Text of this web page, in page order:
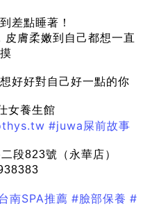
差點睡著！
膚柔嫩到自己都想一直
摸
好好對自己好一點的你
女養生館
#juwa屎前故事
段823號（永華店）
南SPA推薦 #臉部保養 #